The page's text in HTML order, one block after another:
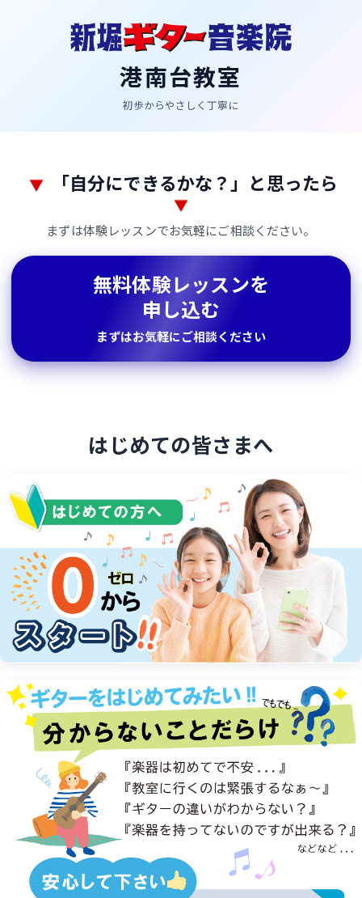
港南台教室
初歩からやさしく丁寧に
験
ス
ン
し
込
▼ 「自分にできるかな？」と思ったら
▼
まずは体験レッスンでお気軽にご相談ください。
無料体験レッスンを
申し込む
まずはお気軽にご相談ください
はじめての皆さまへ